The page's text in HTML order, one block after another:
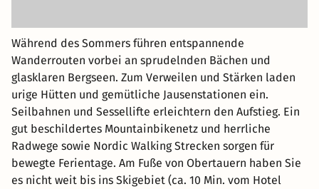
Während des Sommers führen entspannende
Wanderrouten vorbei an sprudelnden Bächen und
glasklaren Bergseen. Zum Verweilen und Stärken laden
urige Hütten und gemütliche Jausenstationen ein.
Seilbahnen und Sessellifte erleichtern den Aufstieg. Ein
gut beschildertes Mountainbikenetz und herrliche
Radwege sowie Nordic Walking Strecken sorgen für
bewegte Ferientage. Am Fuße von Obertauern haben Sie
es nicht weit bis ins Skigebiet (ca. 10 Min. vom Hotel